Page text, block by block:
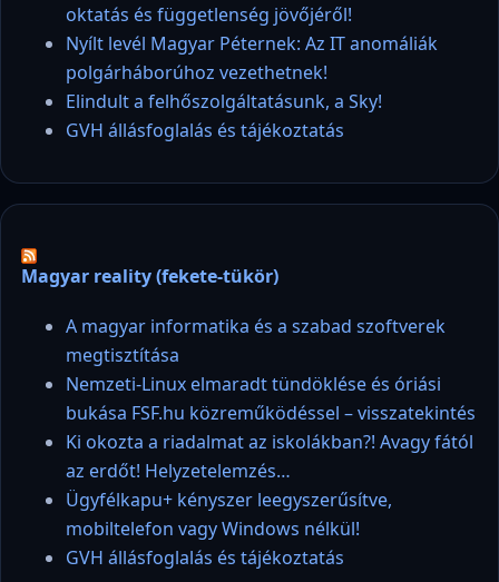
oktatás és függetlenség jövőjéről!
Nyílt levél Magyar Péternek: Az IT anomáliák
polgárháborúhoz vezethetnek!
Elindult a felhőszolgáltatásunk, a Sky!
GVH állásfoglalás és tájékoztatás
Magyar reality (fekete-tükör)
A magyar informatika és a szabad szoftverek
megtisztítása
Nemzeti-Linux elmaradt tündöklése és óriási
bukása FSF.hu közreműködéssel – visszatekintés
Ki okozta a riadalmat az iskolákban?! Avagy fától
az erdőt! Helyzetelemzés…
Ügyfélkapu+ kényszer leegyszerűsítve,
mobiltelefon vagy Windows nélkül!
GVH állásfoglalás és tájékoztatás